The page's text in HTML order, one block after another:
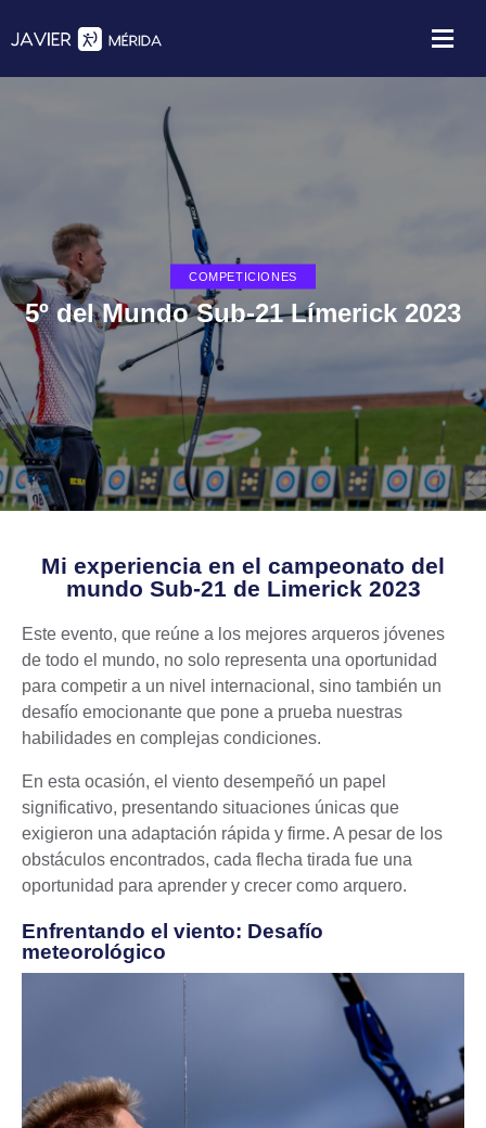
COMPETICIONES
5º del Mundo Sub-21 Límerick 2023
Mi experiencia en el campeonato del
mundo Sub-21 de Limerick 2023
Este evento, que reúne a los mejores arqueros jóvenes
de todo el mundo, no solo representa una oportunidad
para competir a un nivel internacional, sino también un
desafío emocionante que pone a prueba nuestras
habilidades en complejas condiciones.
En esta ocasión, el viento desempeñó un papel
significativo, presentando situaciones únicas que
exigieron una adaptación rápida y firme. A pesar de los
obstáculos encontrados, cada flecha tirada fue una
oportunidad para aprender y crecer como arquero.
Enfrentando el viento: Desafío
meteorológico